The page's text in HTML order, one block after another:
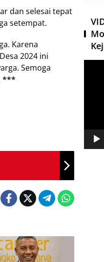
dan selesai tepat
setempat.
Karena
2024 ini
Semoga
***